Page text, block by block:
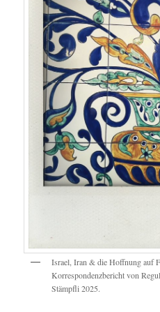
Israel, Iran & die Hoffnung auf
Korrespondenzbericht von
Stämpfli 2025.